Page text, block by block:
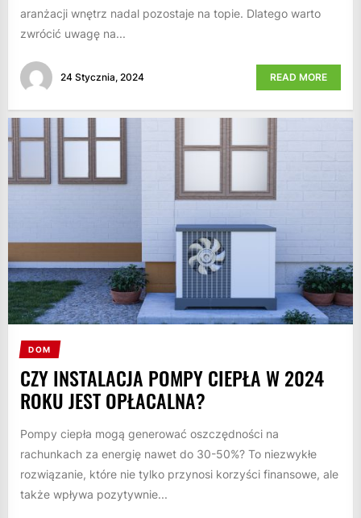
aranżacji wnętrz nadal pozostaje na topie. Dlatego warto
zwrócić uwagę na...
24 Stycznia, 2024 READ MORE
DOM
CZY INSTALACJA POMPY CIEPŁA W 2024
ROKU JEST OPŁACALNA?
Pompy ciepła mogą generować oszczędności na
rachunkach za energię nawet do 30-50%? To niezwykłe
rozwiązanie, które nie tylko przynosi korzyści finansowe, ale
także wpływa pozytywnie...